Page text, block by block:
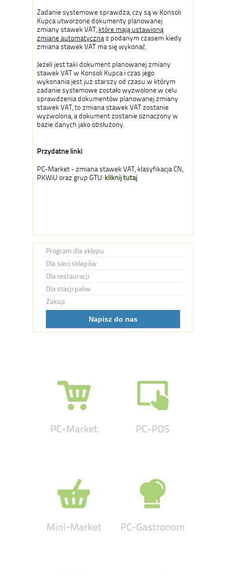
Zadanie systemowe sprawdza, czy są w Konsoli
Kupca utworzone dokumenty planowanej
zmiany stawek VAT, które mają ustawioną
zmianę automatycznąz podanym czasem kiedy
zmiana stawek VAT ma się wykonać.
Jeżeli jest taki dokument planowanej zmiany
stawek VAT w Konsoli Kupca i czas jego
wykonania jest już starszy od czasu w którym
zadanie systemowe zostało wyzwolone w celu
sprawdzenia dokumentów planowanej zmiany
stawek VAT, to zmiana stawek VAT zostanie
wyzwolona, a dokument zostanie oznaczony w
bazie danych jako obsłużony.
Przydatne linki
PC-Market - zmiana stawek VAT, klasyfikacja CN,
PKWiU oraz grup GTU: kliknij tutaj
Program dla sklepu
Dla sieci sklepów
Dla restauracji
Dla stacji paliw
Zakup
Napisz do nas